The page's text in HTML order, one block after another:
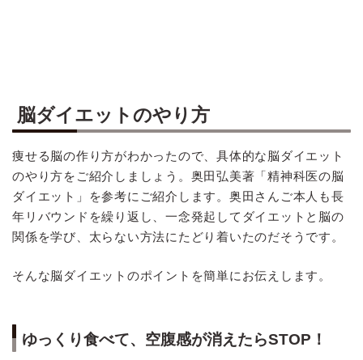
脳ダイエットのやり方
痩せる脳の作り方がわかったので、具体的な脳ダイエット
のやり方をご紹介しましょう。奥田弘美著「精神科医の脳
ダイエット」を参考にご紹介します。奥田さんご本人も長
年リバウンドを繰り返し、一念発起してダイエットと脳の
関係を学び、太らない方法にたどり着いたのだそうです。
そんな脳ダイエットのポイントを簡単にお伝えします。
ゆっくり食べて、空腹感が消えたらSTOP！